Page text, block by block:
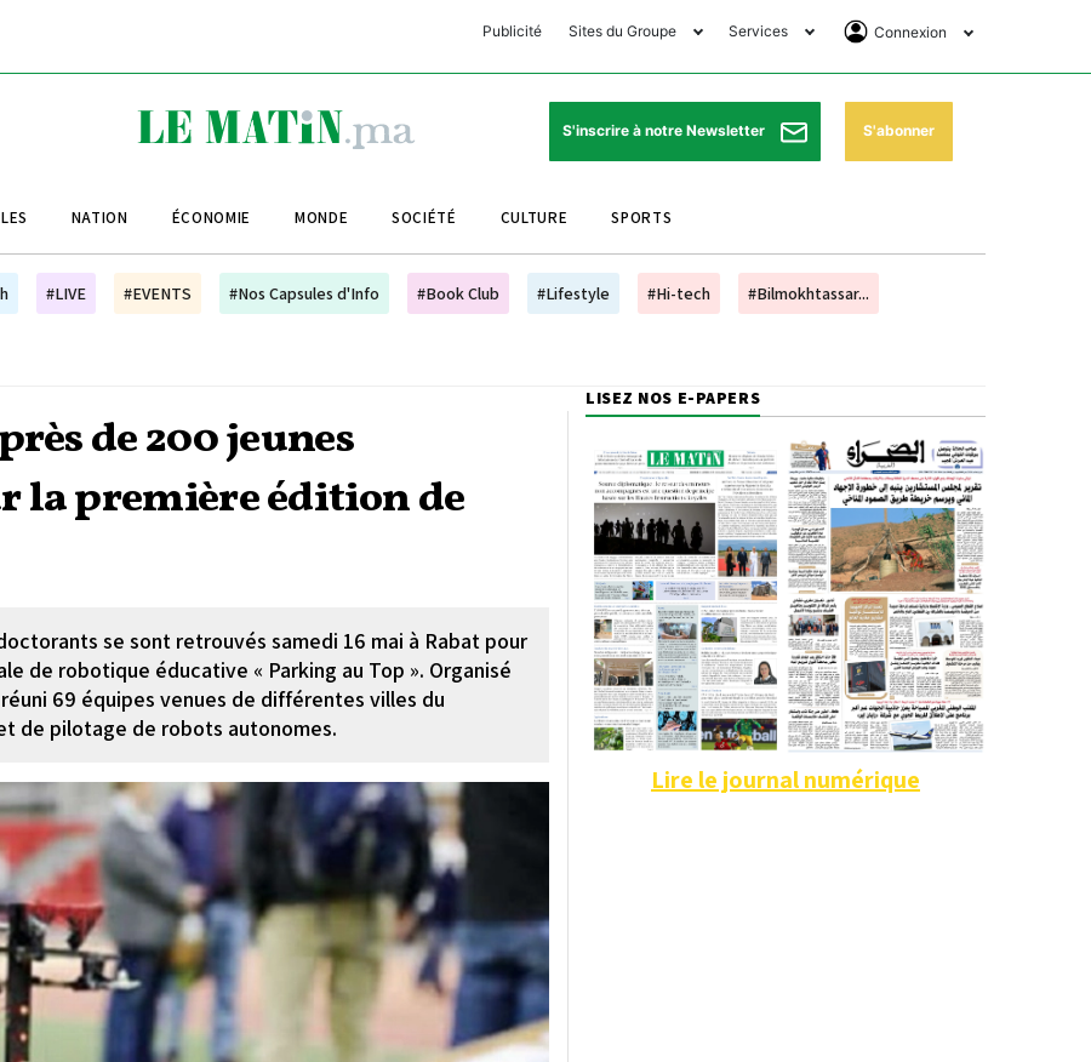
Publicité Sites du Groupe
Club Avantages
Le Matin Sports
Le Matin Store
Le Matin Annonces
Morocco Today Forum
Bookclub
Services
Horaires de prières
Pharmacies de garde
Programme TV
Cinéma
Connexion
Se Connecter
Abonnement
S'inscrire à notre Newsletter S'abonner
NATION ÉCONOMIE MONDE SOCIÉTÉ CULTURE SPORTS
#LIVE #EVENTS #Nos Capsules d'Info #Book Club #Lifestyle #Hi-tech #Bilmokhtassar...
de 200 jeunes
la première édition de
se sont retrouvés samedi 16 mai à Rabat pour
de robotique éducative « Parking au Top ». Organisé
69 équipes venues de différentes villes du
de pilotage de robots autonomes.
LISEZ NOS E-PAPERS
Lire le journal numérique